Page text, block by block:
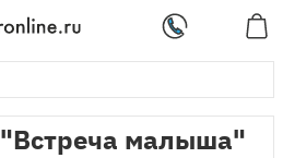
малыша"